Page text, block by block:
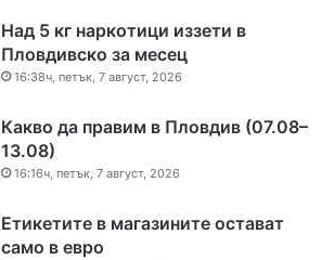
Над 5 кг наркотици иззети в
Пловдивско за месец
16:38ч, петък, 7 август, 2026
Какво да правим в Пловдив (07.08–
13.08)
16:16ч, петък, 7 август, 2026
Етикетите в магазините остават
само в евро